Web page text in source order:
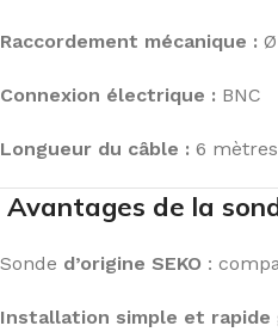
Raccordement mécanique :
Connexion électrique : BNC
Longueur du câble : 6 mètres
Avantages de la
Sonde d’origine SEKO :
Installation simple et rapide